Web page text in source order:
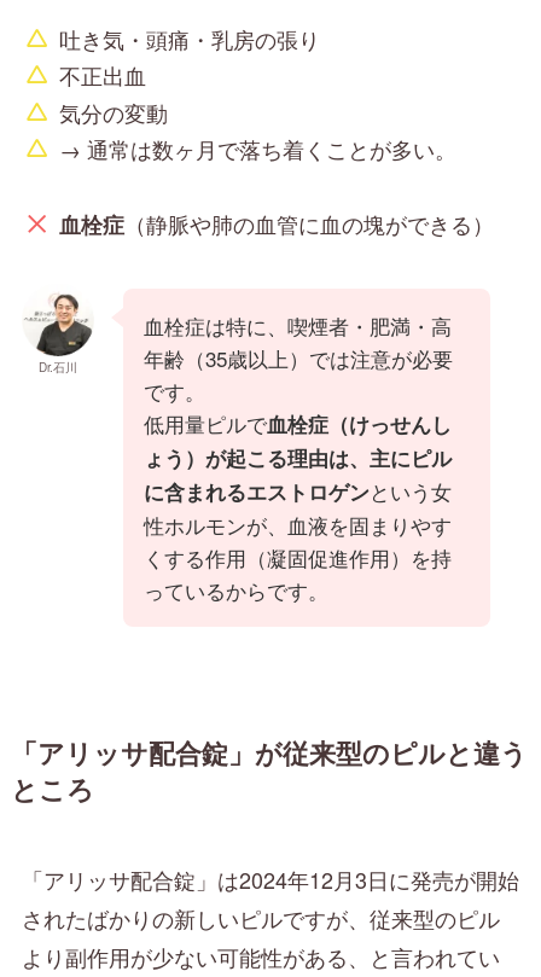
吐き気・頭痛・乳房の張り
不正出血
気分の変動
→ 通常は数ヶ月で落ち着くことが多い。
血栓症 （静脈や肺の血管に血の塊ができる）
Dr.石川
血栓症は特に、喫煙者・肥満・高
年齢（35歳以上）では注意が必要
です。
低用量ピルで血栓症（けっせんし
ょう） が起こる理由は、主にピル
に含まれるエストロゲンという女
性ホルモンが、血液を固まりやす
くする作用（凝固促進作用）を持
っているからです。
「アリッサ配合錠」が従来型のピルと違う
ところ
「アリッサ配合錠」は2024年12月3日に発売が開始
されたばかりの新しいピルですが、従来型のピル
より副作用が少ない可能性がある、と言われてい